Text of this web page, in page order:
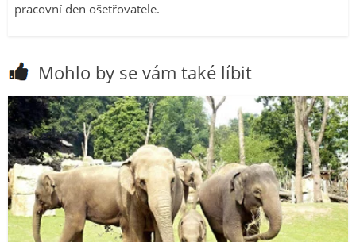
pracovní den ošetřovatele.
Mohlo by se vám také líbit